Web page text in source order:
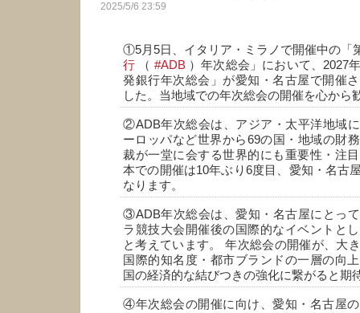
2025/5/6 23:59
①5月5日、イタリア・ミラノで開催中の「
行 （ #ADB）年次総会」において、2027
発銀行年次総会」が愛知・名古屋で開催
した。当地域での年次総会の開催を心から
②ADB年次総会は、アジア・太平洋地域
ーロッパなど世界から69の国・地域の財
裁が一堂に会する世界的にも重要性・注
本での開催は10年ぶり6度目、愛知・名古
なります。
③ADB年次総会は、愛知・名古屋にとっ
ラ競技大会開催後の国際的なイベントと
と考えています。 年次総会の開催が、大
国際的知名度・都市ブランドの一層の向
国の経済的な結びつきの強化に繋がると期
④年次総会の開催に向け、愛知・名古屋